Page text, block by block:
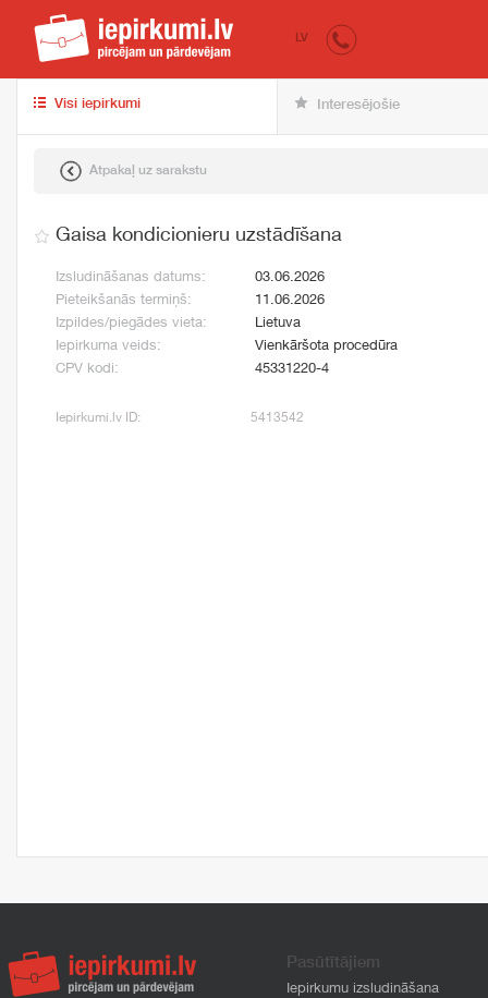
iepirkumi.lv
LV
Visi iepirkumi Interesējošie
Atpakaļ uz sarakstu
Gaisa kondicionieru uzstādīšana
Izsludināšanas datums:
03.06.2026
Pieteikšanās termiņš:
11.06.2026
Izpildes/piegādes vieta:
Lietuva
Iepirkuma veids:
Vienkāršota procedūra
CPV kodi:
45331220-4
Iepirkumi.lv ID: 5413542
Pasūtītājiem
Iepirkumu izsludināšana